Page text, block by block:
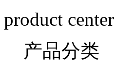
product center
产品分类